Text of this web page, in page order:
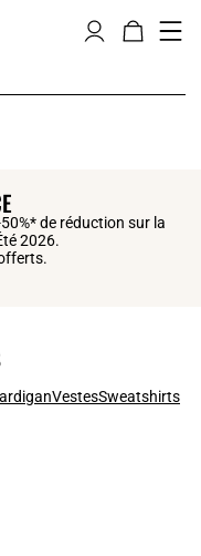
de réduction sur la
2026.
VestesSweatshirts